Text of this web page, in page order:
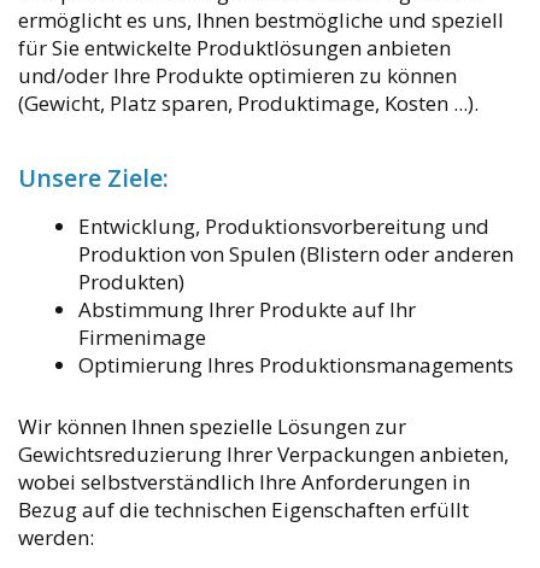
ermöglicht es uns, Ihnen bestmögliche und speziell
für Sie entwickelte Produktlösungen anbieten
und/oder Ihre Produkte optimieren zu können
(Gewicht, Platz sparen, Produktimage, Kosten ...).
Unsere Ziele:
Entwicklung, Produktionsvorbereitung und
Produktion von Spulen (Blistern oder anderen
Produkten)
Abstimmung Ihrer Produkte auf Ihr
Firmenimage
Optimierung Ihres Produktionsmanagements
Wir können Ihnen spezielle Lösungen zur
Gewichtsreduzierung Ihrer Verpackungen anbieten,
wobei selbstverständlich Ihre Anforderungen in
Bezug auf die technischen Eigenschaften erfüllt
werden: